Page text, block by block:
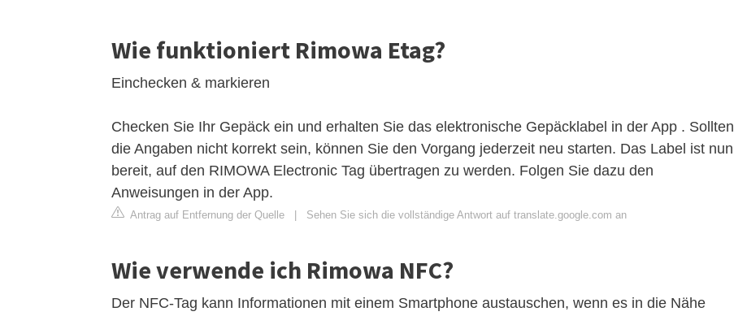
Wie funktioniert Rimowa Etag?
Einchecken & markieren
Checken Sie Ihr Gepäck ein und erhalten Sie das elektronische Gepäcklabel in der App . Sollten
die Angaben nicht korrekt sein, können Sie den Vorgang jederzeit neu starten. Das Label ist nun
bereit, auf den RIMOWA Electronic Tag übertragen zu werden. Folgen Sie dazu den
Anweisungen in der App.
Antrag auf Entfernung der Quelle Sehen Sie sich die vollständige Antwort auf translate.google.com an
Wie verwende ich Rimowa NFC?
Der NFC-Tag kann Informationen mit einem Smartphone austauschen, wenn es in die Nähe